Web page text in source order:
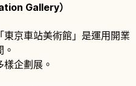
Gallery）
京車站美術館」是運用開業
企劃展。